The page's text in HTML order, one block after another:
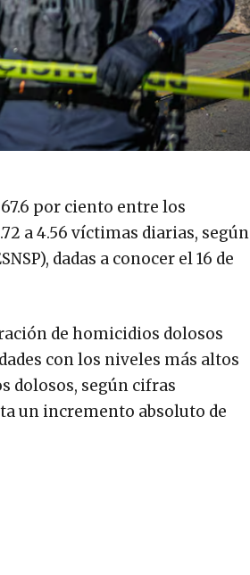
por ciento entre los
a 4.56 víctimas diarias, según
dadas a conocer el 16 de
de homicidios dolosos
con los niveles más altos
dolosos, según cifras
un incremento absoluto de